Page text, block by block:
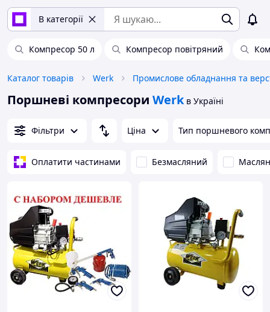
В категорії
Компресор 50 л Компресор повітряний
Каталог товарів Werk
Поршневі компресори Werk в Україні
Фільтри Ціна Тип поршневого
Оплатити частинами Безмасляний